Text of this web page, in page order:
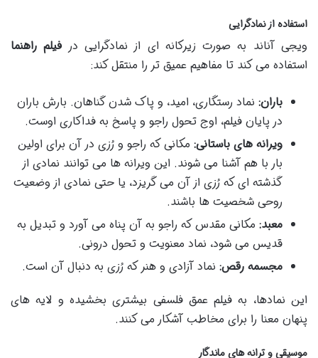
استفاده از نمادگرایی
ویجی آناند به صورت زیرکانه ای از نمادگرایی درفیلم راهنما
استفاده می کند تا مفاهیم عمیق تر را منتقل کند:
باران: نماد رستگاری، امید، و پاک شدن گناهان. بارش باران
در پایان فیلم، اوج تحول راجو و پاسخ به فداکاری اوست.
ویرانه های باستانی: مکانی که راجو و رُزی در آن برای اولین
بار با هم آشنا می شوند. این ویرانه ها می توانند نمادی از
گذشته ای که رُزی از آن می گریزد، یا حتی نمادی از وضعیت
روحی شخصیت ها باشند.
معبد: مکانی مقدس که راجو به آن پناه می آورد و تبدیل به
قدیس می شود، نماد معنویت و تحول درونی.
مجسمه رقص: نماد آزادی و هنر که رُزی به دنبال آن است.
این نمادها، به فیلم عمق فلسفی بیشتری بخشیده و لایه های
پنهان معنا را برای مخاطب آشکار می کنند.
موسیقی و ترانه های ماندگار